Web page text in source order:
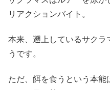
リアクションバイト。
本来、遡上しているサクラ
うです。
ただ、餌を食うという本